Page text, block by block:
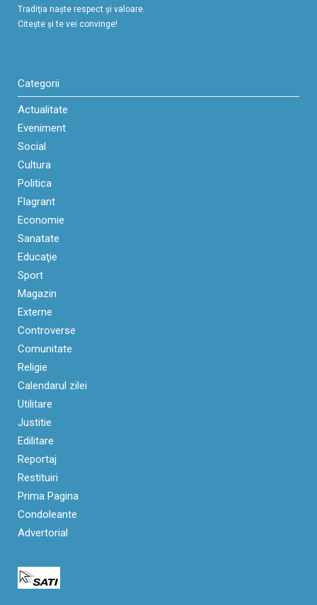
Tradiţia naşte respect şi valoare.
Citeşte şi te vei convinge!
Categorii
Actualitate
Eveniment
Social
Cultura
Politica
Flagrant
Economie
Sanatate
Educaţie
Sport
Magazin
Externe
Controverse
Comunitate
Religie
Calendarul zilei
Utilitare
Justitie
Edilitare
Reportaj
Restituiri
Prima Pagina
Condoleante
Advertorial